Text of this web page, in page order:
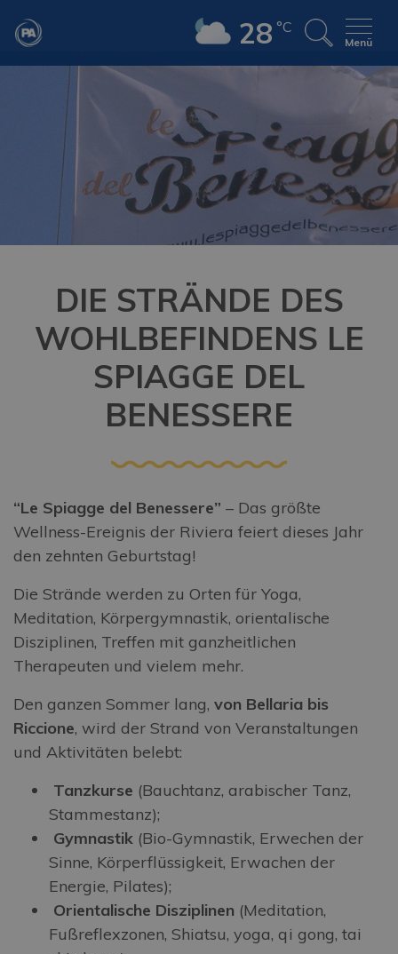
28 °C
Menü
DIE STRÄNDE DES
WOHLBEFINDENS LE
SPIAGGE DEL
BENESSERE
“Le Spiagge del Benessere” – Das größte
Wellness-Ereignis der Riviera feiert dieses Jahr
den zehnten Geburtstag!
Die Strände werden zu Orten für Yoga,
Meditation, Körpergymnastik, orientalische
Disziplinen, Treffen mit ganzheitlichen
Therapeuten und vielem mehr.
Den ganzen Sommer lang, von Bellaria bis
Riccione, wird der Strand von Veranstaltungen
und Aktivitäten belebt:
Tanzkurse (Bauchtanz, arabischer Tanz,
Stammestanz);
Gymnastik (Bio-Gymnastik, Erwechen der
Sinne, Körperflüssigkeit, Erwachen der
Energie, Pilates);
Orientalische Disziplinen (Meditation,
Fußreflexzonen, Shiatsu, yoga, qi gong, tai